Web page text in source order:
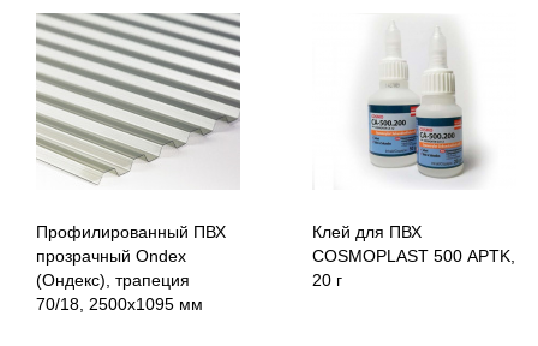
Профилированный ПВХ
прозрачный Ondex
(Ондекс), трапеция
70/18, 2500х1095 мм
Клей для ПВХ
COSMOPLAST 500 APTK,
20 г